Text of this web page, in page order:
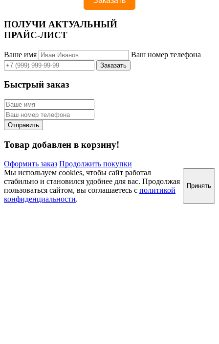
ПОЛУЧИ АКТУАЛЬНЫЙ
ПРАЙС-ЛИСТ
Ваше имя Ваш номер телефона
Быстрый заказ
Товар добавлен в корзину!
Оформить заказ Продолжить покупки
Мы используем cookies, чтобы сайт работал
стабильно и становился удобнее для вас. Продолжая
пользоваться сайтом, вы соглашаетесь с политикой
конфиденциальности.
Принять